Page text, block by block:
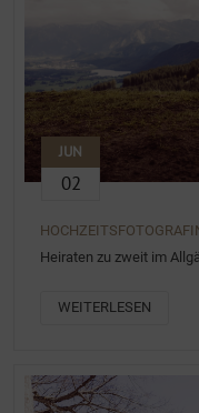
JUN
02
Heiraten zu zweit im
WEITERLESEN